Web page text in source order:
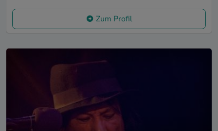
Zum Profil